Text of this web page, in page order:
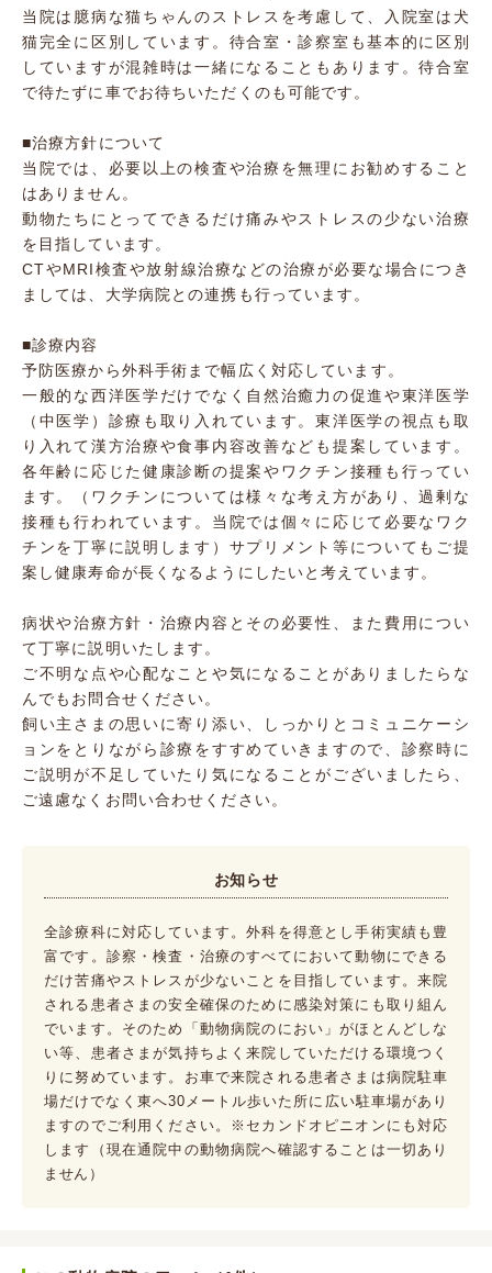
当院は臆病な猫ちゃんのストレスを考慮して、入院室は犬
猫完全に区別しています。待合室・診察室も基本的に区別
していますが混雑時は一緒になることもあります。待合室
で待たずに車でお待ちいただくのも可能です。
■治療方針について
当院では、必要以上の検査や治療を無理にお勧めすること
はありません。
動物たちにとってできるだけ痛みやストレスの少ない治療
を目指しています。
CTやMRI検査や放射線治療などの治療が必要な場合につき
ましては、大学病院との連携も行っています。
■診療内容
予防医療から外科手術まで幅広く対応しています。
一般的な西洋医学だけでなく自然治癒力の促進や東洋医学
（中医学）診療も取り入れています。東洋医学の視点も取
り入れて漢方治療や食事内容改善なども提案しています。
各年齢に応じた健康診断の提案やワクチン接種も行ってい
ます。（ワクチンについては様々な考え方があり、過剰な
接種も行われています。当院では個々に応じて必要なワク
チンを丁寧に説明します）サプリメント等についてもご提
案し健康寿命が長くなるようにしたいと考えています。
病状や治療方針・治療内容とその必要性、また費用につい
て丁寧に説明いたします。
ご不明な点や心配なことや気になることがありましたらな
んでもお問合せください。
飼い主さまの思いに寄り添い、しっかりとコミュニケーシ
ョンをとりながら診療をすすめていきますので、診察時に
ご説明が不足していたり気になることがございましたら、
ご遠慮なくお問い合わせください。
お知らせ
全診療科に対応しています。外科を得意とし手術実績も豊
富です。診察・検査・治療のすべてにおいて動物にできる
だけ苦痛やストレスが少ないことを目指しています。来院
される患者さまの安全確保のために感染対策にも取り組ん
でいます。そのため「動物病院のにおい」がほとんどしな
い等、患者さまが気持ちよく来院していただける環境つく
りに努めています。お車で来院される患者さまは病院駐車
場だけでなく東へ30メートル歩いた所に広い駐車場があり
ますのでご利用ください。※セカンドオピニオンにも対応
します（現在通院中の動物病院へ確認することは一切あり
ません）